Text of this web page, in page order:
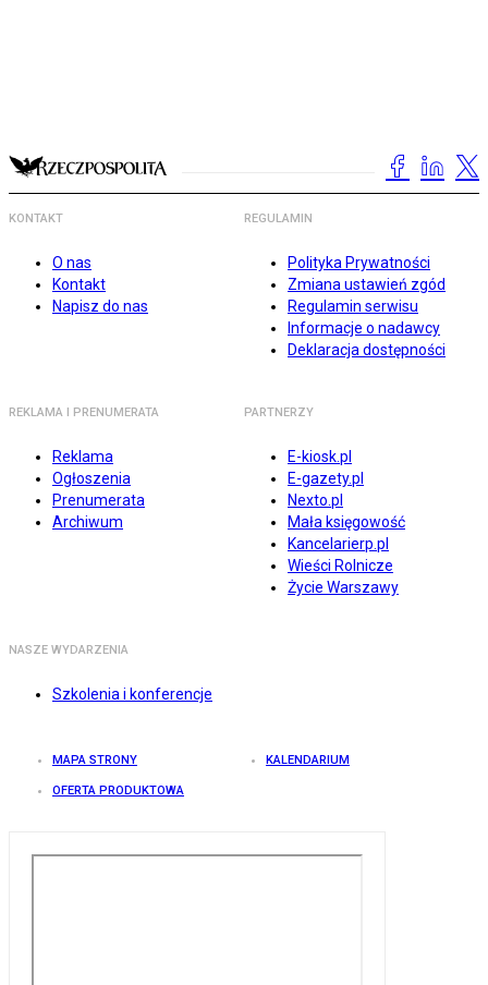
KONTAKT
O nas
Kontakt
Napisz do nas
REGULAMIN
Polityka Prywatności
Zmiana ustawień zgód
Regulamin serwisu
Informacje o nadawcy
Deklaracja dostępności
REKLAMA I PRENUMERATA
Reklama
Ogłoszenia
Prenumerata
Archiwum
PARTNERZY
E-kiosk.pl
E-gazety.pl
Nexto.pl
Mała księgowość
Kancelarierp.pl
Wieści Rolnicze
Życie Warszawy
NASZE WYDARZENIA
Szkolenia i konferencje
MAPA STRONY KALENDARIUM
OFERTA PRODUKTOWA